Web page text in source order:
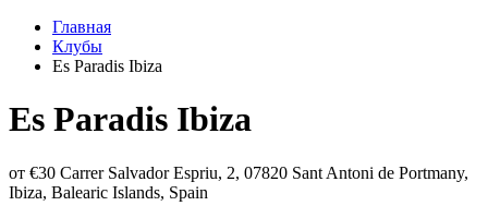
Главная
Клубы
Es Paradis Ibiza
Es Paradis Ibiza
от €30 Carrer Salvador Espriu, 2, 07820 Sant Antoni de Portmany,
Ibiza, Balearic Islands, Spain